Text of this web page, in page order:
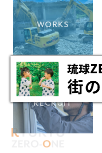
WORKS
RECRUIT